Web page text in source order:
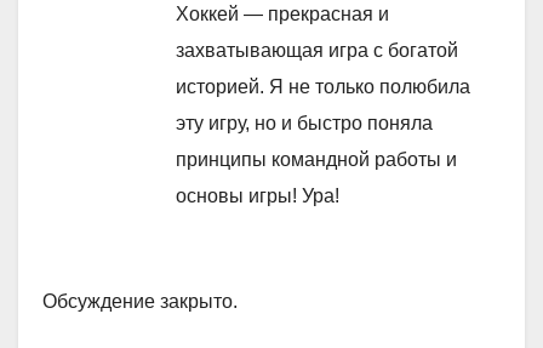
Хоккей — прекрасная и
захватывающая игра с богатой
историей. Я не только полюбила
эту игру, но и быстро поняла
принципы командной работы и
основы игры! Ура!
Обсуждение закрыто.